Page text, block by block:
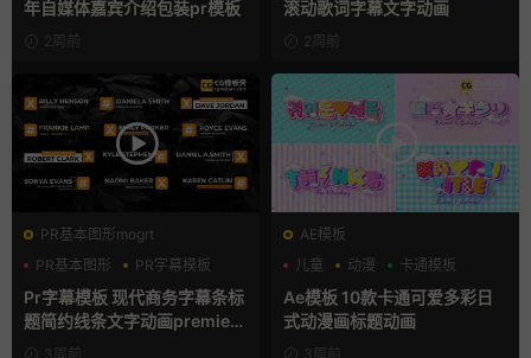
年自媒体嘉宾介绍包装pr模板
2周前
滚动歌词字幕文字动画
2周前
PR基本图形mogrt
PR基本图形
PR字幕模板
商务模板
Pr字幕模板 现代商务字幕条标
题简约线条文字动画premiere
模板3周前
AE模板
儿童
动漫 卡通模板
Ae模板 10款卡通可爱多彩日
式动漫画标题动画
3周前